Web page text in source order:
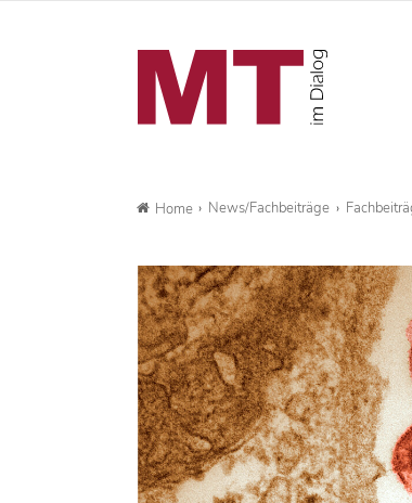
Home News/Fachbeiträge